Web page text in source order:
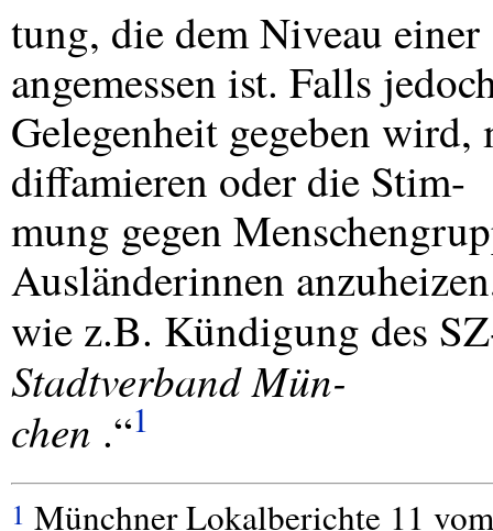
tung, die dem Niveau einer
angemessen ist. Falls
Gelegenheit gegeben
diffamieren oder die Stim-
mung gegen
Ausländerinnen
wie z.B. Kündigung des
Stadtverband Mün-
chen .“1
1 Münchner Lokalberichte 11